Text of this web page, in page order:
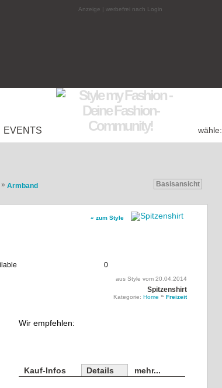
Anzeige | werbefrei nach Login
EVENTS wähle:
» Armband Basisansicht
« zum Style
0
aus Style vom 20.04.2014
Spitzenshirt
Kategorie: Home » Freizeit
Wir empfehlen:
Kauf-Infos Details mehr...